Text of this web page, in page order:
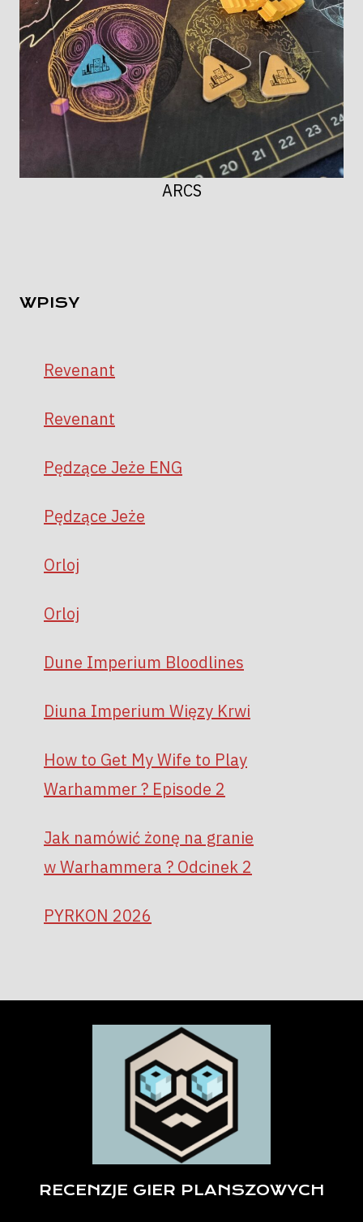
ARCS
WPISY
Revenant
Revenant
Pędzące Jeże ENG
Pędzące Jeże
Orloj
Orloj
Dune Imperium Bloodlines
Diuna Imperium Więzy Krwi
How to Get My Wife to Play
Warhammer ? Episode 2
Jak namówić żonę na granie
w Warhammera ? Odcinek 2
PYRKON 2026
RECENZJE GIER PLANSZOWYCH